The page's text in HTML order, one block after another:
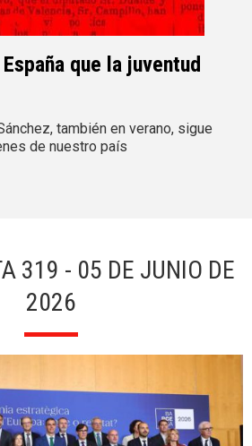
que la juventud
también en verano, sigue
de nuestro país
319 - 05 DE JUNIO DE
2026